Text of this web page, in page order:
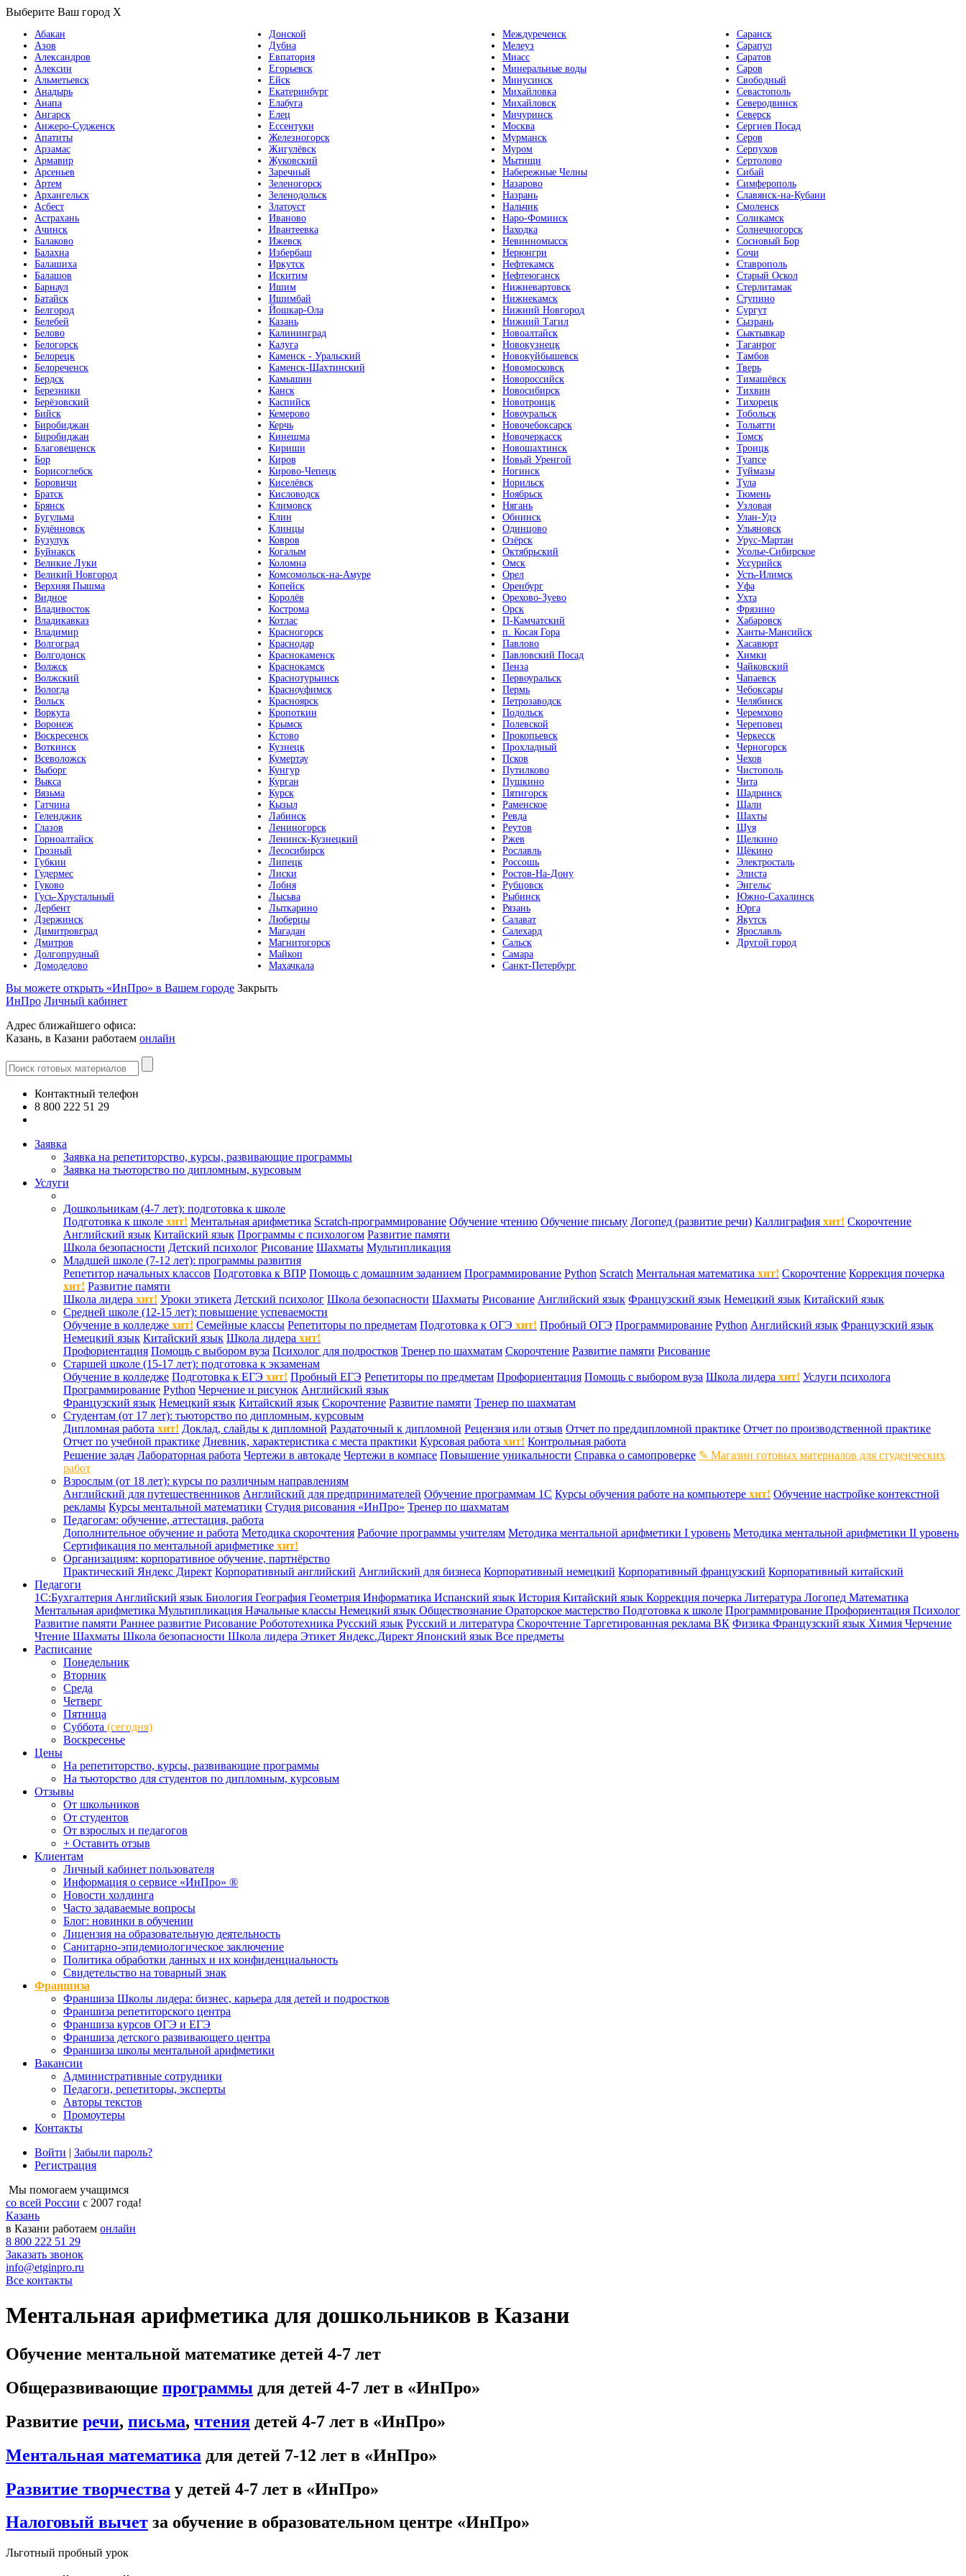
Выберите Ваш город X
Абакан
Азов
Александров
Алексин
Альметьевск
Анадырь
Анапа
Ангарск
Анжеро-Судженск
Апатиты
Арзамас
Армавир
Арсеньев
Артем
Архангельск
Асбест
Астрахань
Ачинск
Балаково
Балахна
Балашиха
Балашов
Барнаул
Батайск
Белгород
Белебей
Белово
Белогорск
Белорецк
Белореченск
Бердск
Березники
Берёзовский
Бийск
Биробиджан
Биробиджан
Благовещенск
Бор
Борисоглебск
Боровичи
Братск
Брянск
Бугульма
Будённовск
Бузулук
Буйнакск
Великие Луки
Великий Новгород
Верхняя Пышма
Видное
Владивосток
Владикавказ
Владимир
Волгоград
Волгодонск
Волжск
Волжский
Вологда
Вольск
Воркута
Воронеж
Воскресенск
Воткинск
Всеволожск
Выборг
Выкса
Вязьма
Гатчина
Геленджик
Глазов
Горноалтайск
Грозный
Губкин
Гудермес
Гуково
Гусь-Хрустальный
Дербент
Дзержинск
Димитровград
Дмитров
Долгопрудный
Домодедово
Донской
Дубна
Евпатория
Егорьевск
Ейск
Екатеринбург
Елабуга
Елец
Ессентуки
Железногорск
Жигулёвск
Жуковский
Заречный
Зеленогорск
Зеленодольск
Златоуст
Иваново
Ивантеевка
Ижевск
Избербаш
Иркутск
Искитим
Ишим
Ишимбай
Йошкар-Ола
Казань
Калининград
Калуга
Каменск - Уральский
Каменск-Шахтинский
Камышин
Канск
Каспийск
Кемерово
Керчь
Кинешма
Кириши
Киров
Кирово-Чепецк
Киселёвск
Кисловодск
Климовск
Клин
Клинцы
Ковров
Когалым
Коломна
Комсомольск-на-Амуре
Копейск
Королёв
Кострома
Котлас
Красногорск
Краснодар
Краснокаменск
Краснокамск
Краснотурьинск
Красноуфимск
Красноярск
Кропоткин
Крымск
Кстово
Кузнецк
Кумертау
Кунгур
Курган
Курск
Кызыл
Лабинск
Лениногорск
Ленинск-Кузнецкий
Лесосибирск
Липецк
Лиски
Лобня
Лысьва
Лыткарино
Люберцы
Магадан
Магнитогорск
Майкоп
Махачкала
Междуреченск
Мелеуз
Миасс
Минеральные воды
Минусинск
Михайловка
Михайловск
Мичуринск
Москва
Мурманск
Муром
Мытищи
Набережные Челны
Назарово
Назрань
Нальчик
Наро-Фоминск
Находка
Невинномысск
Нерюнгри
Нефтекамск
Нефтеюганск
Нижневартовск
Нижнекамск
Нижний Новгород
Нижний Тагил
Новоалтайск
Новокузнецк
Новокуйбышевск
Новомосковск
Новороссийск
Новосибирск
Новотроицк
Новоуральск
Новочебоксарск
Новочеркасск
Новошахтинск
Новый Уренгой
Ногинск
Норильск
Ноябрьск
Нягань
Обнинск
Одинцово
Озёрск
Октябрьский
Омск
Орел
Оренбург
Орехово-Зуево
Орск
П-Камчатский
п. Косая Гора
Павлово
Павловский Посад
Пенза
Первоуральск
Пермь
Петрозаводск
Подольск
Полевской
Прокопьевск
Прохладный
Псков
Путилково
Пушкино
Пятигорск
Раменское
Ревда
Реутов
Ржев
Рославль
Россошь
Ростов-На-Дону
Рубцовск
Рыбинск
Рязань
Салават
Салехард
Сальск
Самара
Санкт-Петербург
Саранск
Сарапул
Саратов
Саров
Свободный
Севастополь
Северодвинск
Северск
Сергиев Посад
Серов
Серпухов
Сертолово
Сибай
Симферополь
Славянск-на-Кубани
Смоленск
Соликамск
Солнечногорск
Сосновый Бор
Сочи
Ставрополь
Старый Оскол
Стерлитамак
Ступино
Сургут
Сызрань
Сыктывкар
Таганрог
Тамбов
Тверь
Тимашёвск
Тихвин
Тихорецк
Тобольск
Тольятти
Томск
Троицк
Туапсе
Туймазы
Тула
Тюмень
Узловая
Улан-Удэ
Ульяновск
Урус-Мартан
Усолье-Сибирское
Уссурийск
Усть-Илимск
Уфа
Ухта
Фрязино
Хабаровск
Ханты-Мансийск
Хасавюрт
Химки
Чайковский
Чапаевск
Чебоксары
Челябинск
Черемхово
Череповец
Черкесск
Черногорск
Чехов
Чистополь
Чита
Шадринск
Шали
Шахты
Шуя
Щелкино
Щёкино
Электросталь
Элиста
Энгельс
Южно-Сахалинск
Юрга
Якутск
Ярославль
Другой город
Вы можете открыть «ИнПро» в Вашем городе Закрыть
ИнПро Личный кабинет
Адрес ближайшего офиса:
Казань, в Казани работаем онлайн
Контактный телефон
8 800 222 51 29
Заявка
Заявка на репетиторство, курсы, развивающие программы
Заявка на тьюторство по дипломным, курсовым
Услуги
Дошкольникам (4-7 лет): подготовка к школе
Подготовка к школе хит! Ментальная арифметика Scratch-программирование Обучение чтению Обучение письму Логопед (развитие речи) Каллиграфия хит! Скорочтение
Английский язык Китайский язык Программы с психологом Развитие памяти
Школа безопасности Детский психолог Рисование Шахматы Мультипликация
Младшей школе (7-12 лет): программы развития
Репетитор начальных классов Подготовка к ВПР Помощь с домашним заданием Программирование Python Scratch Ментальная математика хит! Скорочтение Коррекция почерка
хит! Развитие памяти
Школа лидера хит! Уроки этикета Детский психолог Школа безопасности Шахматы Рисование Английский язык Французский язык Немецкий язык Китайский язык
Средней школе (12-15 лет): повышение успеваемости
Обучение в колледже хит! Семейные классы Репетиторы по предметам Подготовка к ОГЭ хит! Пробный ОГЭ Программирование Python Английский язык Французский язык
Немецкий язык Китайский язык Школа лидера хит!
Профориентация Помощь с выбором вуза Психолог для подростков Тренер по шахматам Скорочтение Развитие памяти Рисование
Старшей школе (15-17 лет): подготовка к экзаменам
Обучение в колледже Подготовка к ЕГЭ хит! Пробный ЕГЭ Репетиторы по предметам Профориентация Помощь с выбором вуза Школа лидера хит! Услуги психолога
Программирование Python Черчение и рисунок Английский язык
Французский язык Немецкий язык Китайский язык Скорочтение Развитие памяти Тренер по шахматам
Студентам (от 17 лет): тьюторство по дипломным, курсовым
Дипломная работа хит! Доклад, слайды к дипломной Раздаточный к дипломной Рецензия или отзыв Отчет по преддипломной практике Отчет по производственной практике
Отчет по учебной практике Дневник, характеристика с места практики Курсовая работа хит! Контрольная работа
Решение задач Лабораторная работа Чертежи в автокаде Чертежи в компасе Повышение уникальности Справка о самопроверке ✎ Магазин готовых материалов для студенческих
работ
Взрослым (от 18 лет): курсы по различным направлениям
Английский для путешественников Английский для предпринимателей Обучение программам 1С Курсы обучения работе на компьютере хит! Обучение настройке контекстной
рекламы Курсы ментальной математики Студия рисования «ИнПро» Тренер по шахматам
Педагогам: обучение, аттестация, работа
Дополнительное обучение и работа Методика скорочтения Рабочие программы учителям Методика ментальной арифметики I уровень Методика ментальной арифметики II уровень
Сертификация по ментальной арифметике хит!
Организациям: корпоративное обучение, партнёрство
Практический Яндекс Директ Корпоративный английский Английский для бизнеса Корпоративный немецкий Корпоративный французский Корпоративный китайский
Педагоги
1С:Бухгалтерия Английский язык Биология География Геометрия Информатика Испанский язык История Китайский язык Коррекция почерка Литература Логопед Математика
Ментальная арифметика Мультипликация Начальные классы Немецкий язык Обществознание Ораторское мастерство Подготовка к школе Программирование Профориентация Психолог
Развитие памяти Раннее развитие Рисование Робототехника Русский язык Русский и литература Скорочтение Таргетированная реклама ВК Физика Французский язык Химия Черчение
Чтение Шахматы Школа безопасности Школа лидера Этикет Яндекс.Директ Японский язык Все предметы
Расписание
Понедельник
Вторник
Среда
Четверг
Пятница
Суббота (сегодня)
Воскресенье
Цены
На репетиторство, курсы, развивающие программы
На тьюторство для студентов по дипломным, курсовым
Отзывы
От школьников
От студентов
От взрослых и педагогов
+ Оставить отзыв
Клиентам
Личный кабинет пользователя
Информация о сервисе «ИнПро» ®
Новости холдинга
Часто задаваемые вопросы
Блог: новинки в обучении
Лицензия на образовательную деятельность
Санитарно-эпидемиологическое заключение
Политика обработки данных и их конфиденциальность
Свидетельство на товарный знак
Франшиза
Франшиза Школы лидера: бизнес, карьера для детей и подростков
Франшиза репетиторского центра
Франшиза курсов ОГЭ и ЕГЭ
Франшиза детского развивающего центра
Франшиза школы ментальной арифметики
Вакансии
Административные сотрудники
Педагоги, репетиторы, эксперты
Авторы текстов
Промоутеры
Контакты
Войти | Забыли пароль?
Регистрация
Мы помогаем учащимся
со всей России с 2007 года!
Казань
в Казани работаем онлайн
8 800 222 51 29
Заказать звонок
info@etginpro.ru
Все контакты
Ментальная арифметика для дошкольников в Казани
Обучение ментальной математике детей 4-7 лет
Общеразвивающие программы для детей 4-7 лет в «ИнПро»
Развитие речи, письма, чтения детей 4-7 лет в «ИнПро»
Ментальная математика для детей 7-12 лет в «ИнПро»
Развитие творчества у детей 4-7 лет в «ИнПро»
Налоговый вычет за обучение в образовательном центре «ИнПро»
Льготный пробный урок